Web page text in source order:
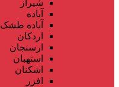
شیراز
آباده
آباده طشک
اردکان
ارسنجان
استهبان
اشکنان
افزر